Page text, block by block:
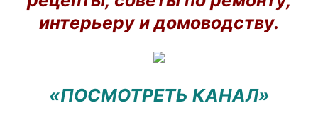
интерьеру и домоводству.
«ПОСМОТРЕТЬ КАНАЛ»